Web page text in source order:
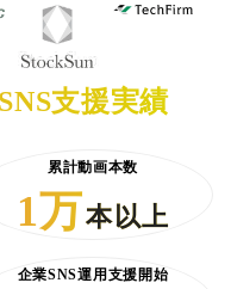
支援実績
累計動画本数
1万本以上
企業SNS運用支援開始